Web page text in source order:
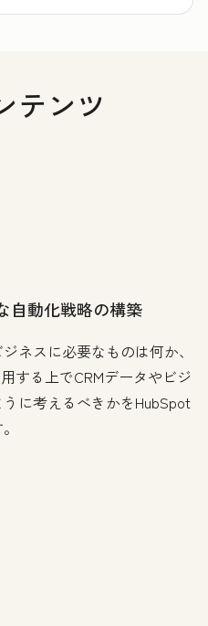
テンツ
自動化戦略の構築
ネスに必要なものは何か、
する上でCRMデータやビジ
に考えるべきかをHubSpot